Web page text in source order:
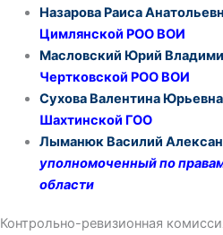
Назарова Раиса
Цимлянской РОО ВОИ
Масловский Юрий
Чертковской РОО ВОИ
Сухова Валентина
Шахтинской ГОО
Лыманюк Василий
уполномоченный по
области
Контрольно-ревизионная